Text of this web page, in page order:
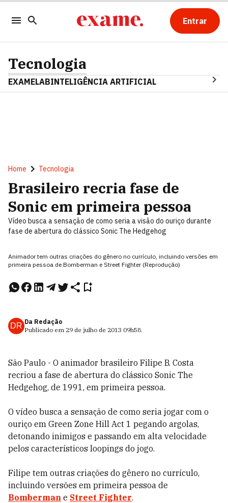
Entrar
Tecnologia
EXAMELABINTELIGÊNCIA ARTIFICIAL
Home Tecnologia
Brasileiro recria fase de
Sonic em primeira pessoa
Vídeo busca a sensação de como seria a visão do ouriço durante
fase de abertura do clássico Sonic The Hedgehog
Animador tem outras criações do gênero no currículo, incluindo versões em
primeira pessoa de Bomberman e Street Fighter (Reprodução)
DR Da Redação
Publicado em 29 de julho de 2013 09h58.
São Paulo - O animador brasileiro Filipe B. Costa
recriou a fase de abertura do clássico Sonic The
Hedgehog, de 1991, em primeira pessoa.
O vídeo busca a sensação de como seria jogar com o
ouriço em Green Zone Hill Act 1 pegando argolas,
detonando inimigos e passando em alta velocidade
pelos característicos loopings do jogo.
Filipe tem outras criações do gênero no currículo,
incluindo versões em primeira pessoa de
Bomberman e Street Fighter.